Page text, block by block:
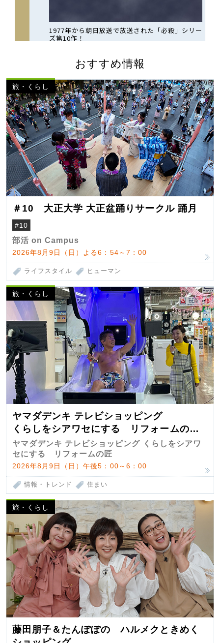
おすすめ情報
旅・くらし
＃10 大正大学 大正盆踊りサークル 踊月
#10
部活 on Campus
2026年8月9日（日）よる6：54～7：00
ライフスタイル ヒューマン
旅・くらし
ヤマダデンキ テレビショッピング
くらしをシアワセにする リフォームの
匠 第7弾
ヤマダデンキ テレビショッピング くらしをシアワ
セにする リフォームの匠
2026年8月9日（日）午後5：00～6：00
情報・トレンド 住まい
旅・くらし
藤田朋子＆たんぽぽの ハルメクときめく